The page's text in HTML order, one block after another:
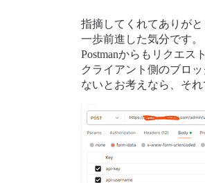
指摘してくれてありがと
一歩前進した気分です。
Postmanからもリクエス
クライアント側のブロッ
ないとお考えなら、そ